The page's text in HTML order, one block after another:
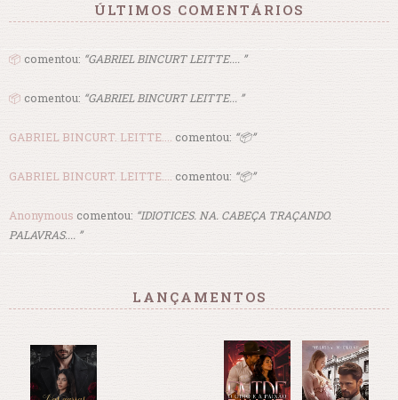
ÚLTIMOS COMENTÁRIOS
📦 comentou: “GABRIEL BINCURT LEITTE.... ”
📦 comentou: “GABRIEL BINCURT LEITTE... ”
GABRIEL BINCURT. LEITTE.... comentou: “📦”
GABRIEL BINCURT. LEITTE.... comentou: “📦”
Anonymous comentou: “IDIOTICES. NA. CABEÇA TRAÇANDO.
PALAVRAS.... ”
LANÇAMENTOS